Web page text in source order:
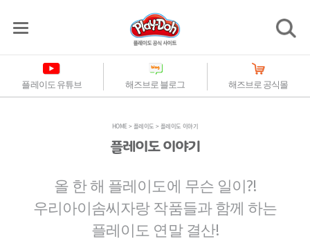
플레이도 유튜브 해즈브로 블로그 해즈브로 공식몰
HOME 플레이도 플레이도 이야기
플레이도 이야기
올 한 해 플레이도에 무슨 일이?!
우리아이솜씨자랑 작품들과 함께 하는
플레이도 연말 결산!